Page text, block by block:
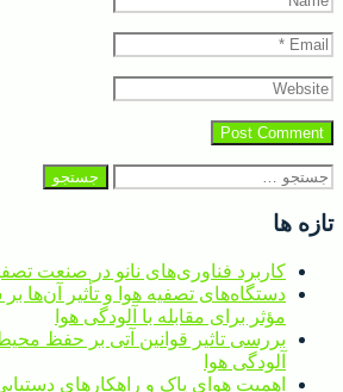
*
Email
*
Website
جستجو
تازه ها
کاربرد فناوری‌های نانو در صنعت
دستگاه‌های تصفیه هوا و تأثیر آن‌ها
مؤثر برای مقابله با آلودگی هوا
بررسی تاثیر قوانین آتی بر حفظ
آلودگی هوا
اهمیت هوای پاک و راهکارهای